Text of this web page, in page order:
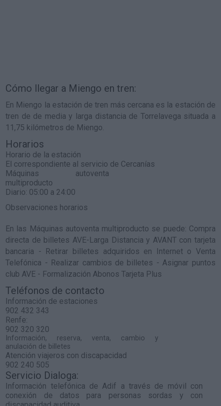
Cómo llegar a Miengo en tren:
En Miengo la estación de tren más cercana es la estación de
tren de de media y larga distancia de Torrelavega situada a
11,75 kilómetros de Miengo.
Horarios
Horario de la estación
El correspondiente al servicio de Cercanías
Máquinas autoventa
multiproducto
Diario: 05:00 a 24:00
Observaciones horarios
En las Máquinas autoventa multiproducto se puede: Compra
directa de billetes AVE-Larga Distancia y AVANT con tarjeta
bancaria - Retirar billetes adquiridos en Internet o Venta
Telefónica - Realizar cambios de billetes - Asignar puntos
club AVE - Formalización Abonos Tarjeta Plus
Teléfonos de contacto
Información de estaciones
902 432 343
Renfe:
902 320 320
Información, reserva, venta, cambio y
anulación de billetes
Atención viajeros con discapacidad
902 240 505
Servicio Dialoga:
Información telefónica de Adif a través de móvil con
conexión de datos para personas sordas y con